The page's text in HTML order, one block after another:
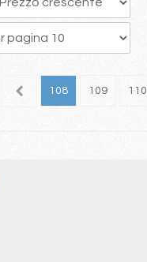
107 108 109 110